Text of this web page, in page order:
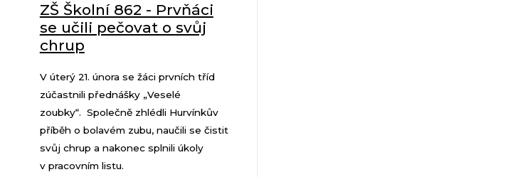
ZŠ Školní 862 - Prvňáci
se učili pečovat o svůj
chrup
V úterý 21. února se žáci prvních tříd
zúčastnili přednášky „Veselé
zoubky“. Společně zhlédli Hurvínkův
příběh o bolavém zubu, naučili se čistit
svůj chrup a nakonec splnili úkoly
v pracovním listu.